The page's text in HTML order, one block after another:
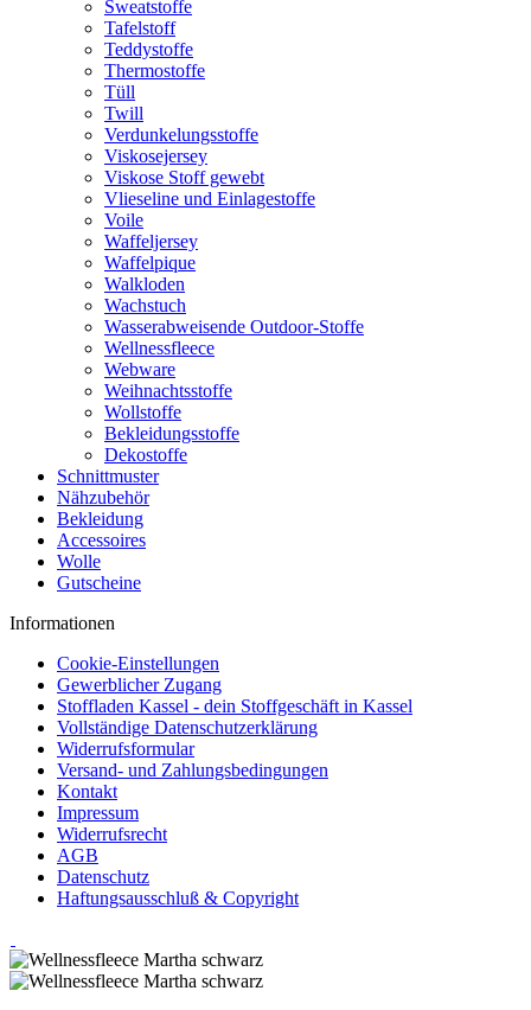
Sweatstoffe
Tafelstoff
Teddystoffe
Thermostoffe
Tüll
Twill
Verdunkelungsstoffe
Viskosejersey
Viskose Stoff gewebt
Vlieseline und Einlagestoffe
Voile
Waffeljersey
Waffelpique
Walkloden
Wachstuch
Wasserabweisende Outdoor-Stoffe
Wellnessfleece
Webware
Weihnachtsstoffe
Wollstoffe
Bekleidungsstoffe
Dekostoffe
Schnittmuster
Nähzubehör
Bekleidung
Accessoires
Wolle
Gutscheine
Informationen
Cookie-Einstellungen
Gewerblicher Zugang
Stoffladen Kassel - dein Stoffgeschäft in Kassel
Vollständige Datenschutzerklärung
Widerrufsformular
Versand- und Zahlungsbedingungen
Kontakt
Impressum
Widerrufsrecht
AGB
Datenschutz
Haftungsausschluß & Copyright